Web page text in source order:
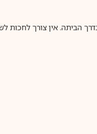
הביתה. אין צורך לחכות